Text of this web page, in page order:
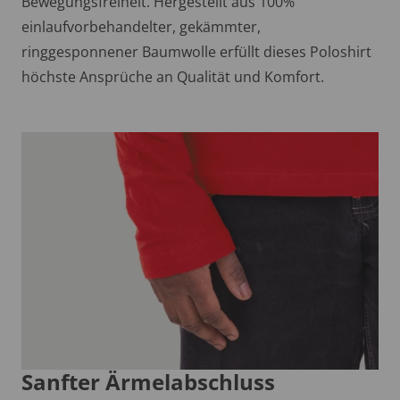
einlaufvorbehandelter, gekämmter,
ringgesponnener Baumwolle erfüllt dieses Poloshirt
höchste Ansprüche an Qualität und Komfort.
Sanfter Ärmelabschluss